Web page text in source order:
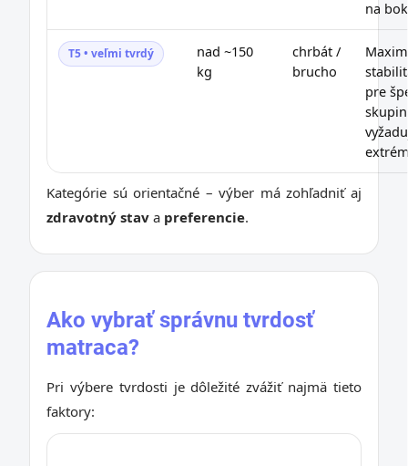
na
T5 • veľmi tvrdý
nad ~150
kg
chrbát /
brucho
pre
Kategórie sú orientačné – výber má zohľadniť aj
zdravotný stav a preferencie.
Ako vybrať správnu tvrdosť
matraca?
Pri výbere tvrdosti je dôležité zvážiť najmä tieto
faktory: